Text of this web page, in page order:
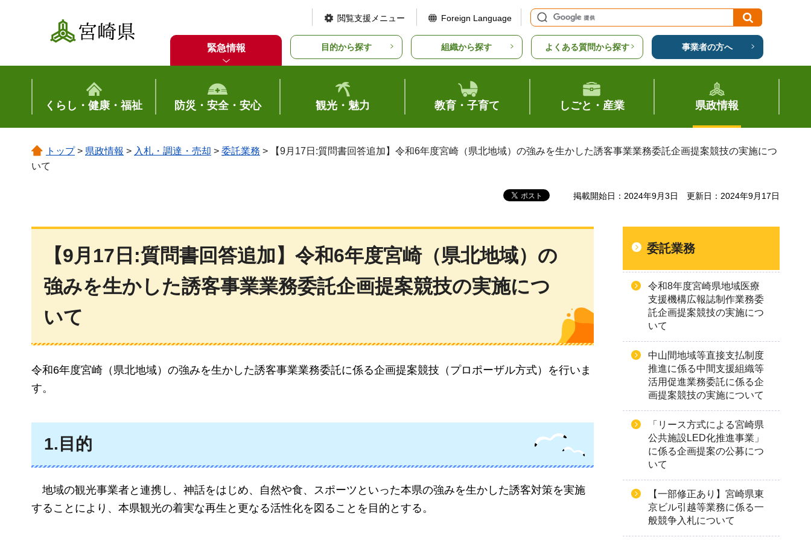
宮崎県
閲覧支援メニュー Foreign Language
緊急情報 目的から探す 組織から探す よくある質問から探す 事業者の方へ
くらし・健康・福祉 防災・安全・安心 観光・魅力 教育・子育て しごと・産業 県政情報
トップ> 県政情報 > 入札・調達・売却 > 委託業務 > 【9月17日:質問書回答追加】令和6年度宮崎（県北地域）の強みを生かした誘客事業業務委託企画提案競技の実施につ
いて
掲載開始日：2024年9月3日 更新日：2024年9月17日
【9月17日:質問書回答追加】令和6年度宮崎（県北地域）の
強みを生かした誘客事業業務委託企画提案競技の実施につ
いて
令和6年度宮崎（県北地域）の強みを生かした誘客事業業務委託に係る企画提案競技（プロポーザル方式）を行いま
す。
1.目的
地域の観光事業者と連携し、神話をはじめ、自然や食、スポーツといった本県の強みを生かした誘客対策を実施
することにより、本県観光の着実な再生と更なる活性化を図ることを目的とする。
委託業務
令和8年度宮崎県地域医療
支援機構広報誌制作業務委
託企画提案競技の実施につ
いて
中山間地域等直接支払制度
推進に係る中間支援組織等
活用促進業務委託に係る企
画提案競技の実施について
「リース方式による宮崎県
公共施設LED化推進事業」
に係る企画提案の公募につ
いて
【一部修正あり】宮崎県東
京ビル引越等業務に係る一
般競争入札について